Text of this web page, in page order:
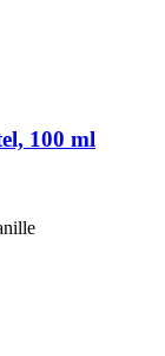
100 ml